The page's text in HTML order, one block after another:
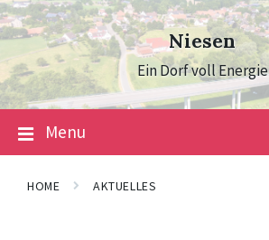
Skip
to
content
Skip
to
main
navigation
Skip
to
footer
Niesen
Ein Dorf voll Energie
Menu
HOME AKTUELLES